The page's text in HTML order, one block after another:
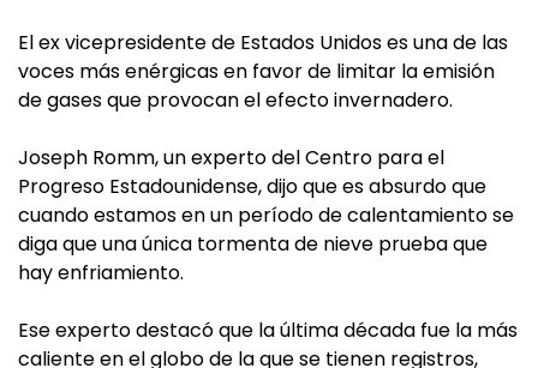
El ex vicepresidente de Estados Unidos es una de las
voces más enérgicas en favor de limitar la emisión
de gases que provocan el efecto invernadero.
Joseph Romm, un experto del Centro para el
Progreso Estadounidense, dijo que es absurdo que
cuando estamos en un período de calentamiento se
diga que una única tormenta de nieve prueba que
hay enfriamiento.
Ese experto destacó que la última década fue la más
caliente en el globo de la que se tienen registros,